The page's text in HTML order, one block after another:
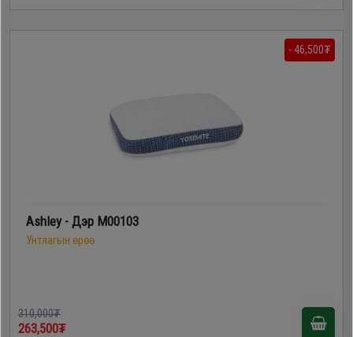
- 46,500₮
Ashley - Дэр M00103
Унтлагын өрөө
310,000₮
263,500₮